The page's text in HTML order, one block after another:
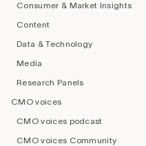
Consumer & Market Insights
Content
Data & Technology
Media
Research Panels
CMO voices
CMO voices podcast
CMO voices Community